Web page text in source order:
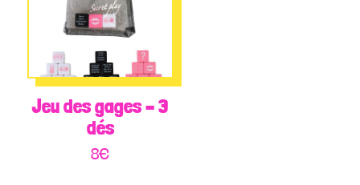
Jeu des gages – 3
dés
8€